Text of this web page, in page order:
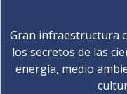
Gran infraestructura
los secretos de las
energía, medio